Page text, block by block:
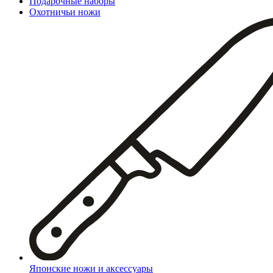
Охотничьи ножи
Японские ножи и аксессуары